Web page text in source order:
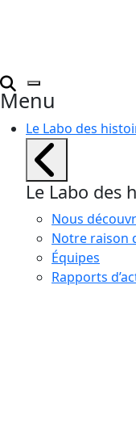
Menu
Le Labo des
Le Labo des
Nous
Notre raison
Équipes
Rapports